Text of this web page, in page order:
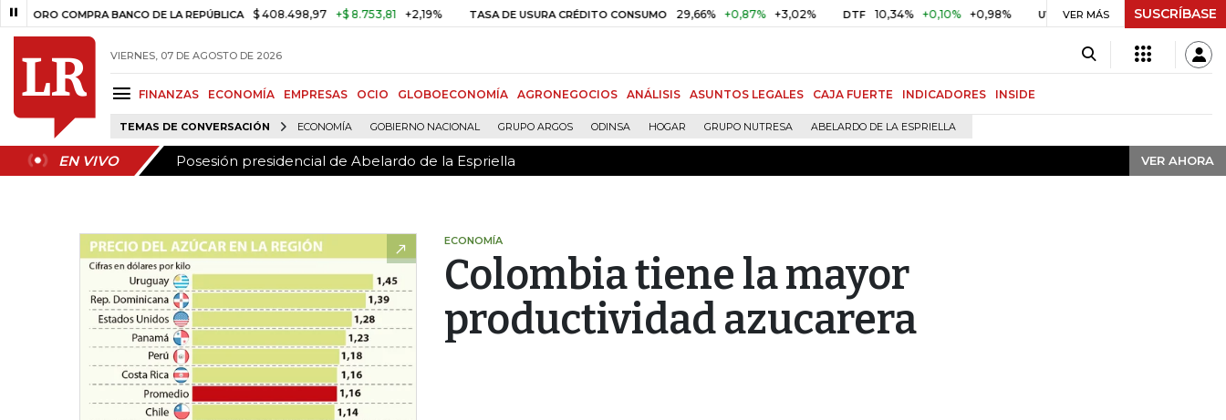
COMPRA BANCO DE LA REPÚBLICA $ 408.498,97 +$ 8.753,81 +2,19% TASA DE USURA CRÉDITO CONSUMO 29,66% +0,87% +3,02% DTF 10,34% +0,10% +0,98% UVR $ 416,91 +$ 0,05 +0,01%
VER MÁS SUSCRÍBASE
VIERNES, 07 DE AGOSTO DE 2026
FINANZAS ECONOMÍA EMPRESAS OCIO GLOBOECONOMÍA AGRONEGOCIOS ANÁLISIS ASUNTOS LEGALES CAJA FUERTE INDICADORES INSIDE
TEMAS DE CONVERSACIÓN ECONOMÍA GOBIERNO NACIONAL GRUPO ARGOS ODINSA HOGAR GRUPO NUTRESA ABELARDO DE LA ESPRIELLA
EN VIVO Posesión presidencial de Abelardo de la Espriella VER AHORA
EN VIVO Posesión presidencial de Abelardo de la Espriella VER AHORA
ECONOMÍA
Colombia tiene la mayor
productividad azucarera